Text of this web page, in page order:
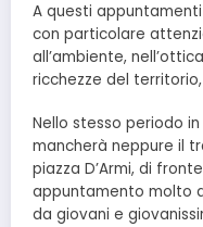
A questi
con particolare
all’ambiente,
ricchezze del
Nello stesso periodo
mancherà neppure il
piazza D’Armi, di
appuntamento molto
da giovani e